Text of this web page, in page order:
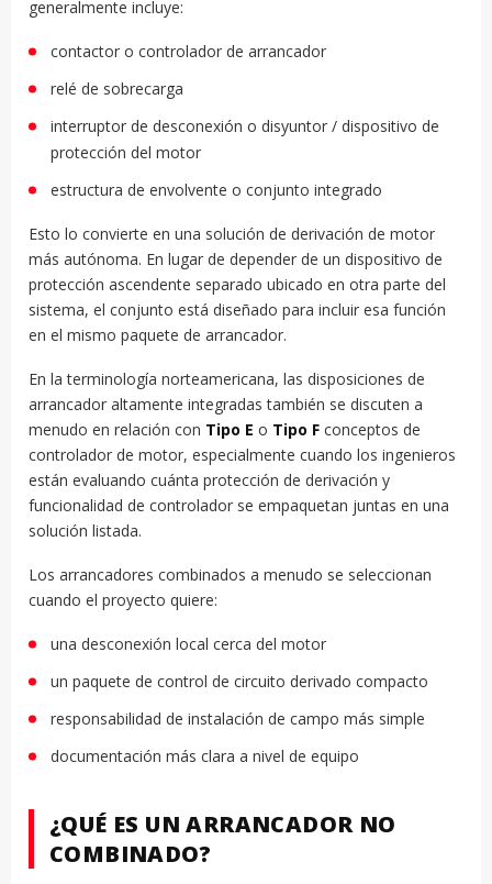
generalmente incluye:
contactor o controlador de arrancador
relé de sobrecarga
interruptor de desconexión o disyuntor / dispositivo de
protección del motor
estructura de envolvente o conjunto integrado
Esto lo convierte en una solución de derivación de motor
más autónoma. En lugar de depender de un dispositivo de
protección ascendente separado ubicado en otra parte del
sistema, el conjunto está diseñado para incluir esa función
en el mismo paquete de arrancador.
En la terminología norteamericana, las disposiciones de
arrancador altamente integradas también se discuten a
menudo en relación con Tipo E o Tipo F conceptos de
controlador de motor, especialmente cuando los ingenieros
están evaluando cuánta protección de derivación y
funcionalidad de controlador se empaquetan juntas en una
solución listada.
Los arrancadores combinados a menudo se seleccionan
cuando el proyecto quiere:
una desconexión local cerca del motor
un paquete de control de circuito derivado compacto
responsabilidad de instalación de campo más simple
documentación más clara a nivel de equipo
¿QUÉ ES UN ARRANCADOR NO
COMBINADO?